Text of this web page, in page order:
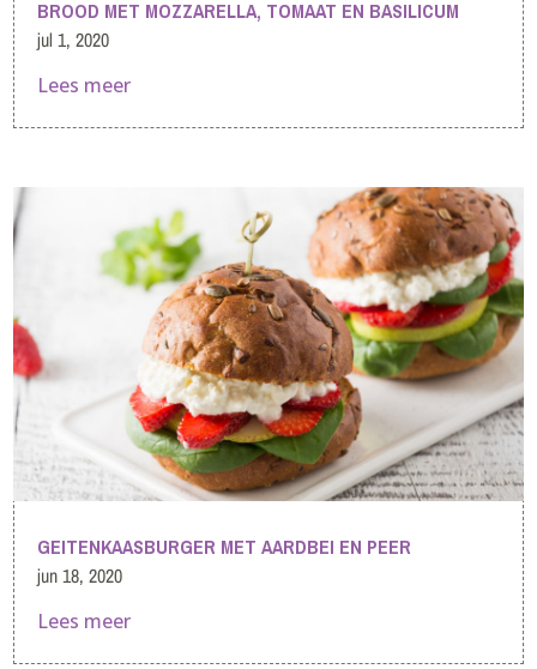
BROOD MET MOZZARELLA, TOMAAT EN BASILICUM
jul 1, 2020
Lees meer
GEITENKAASBURGER MET AARDBEI EN PEER
jun 18, 2020
Lees meer